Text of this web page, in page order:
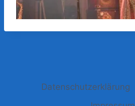
Datenschutzerklärung